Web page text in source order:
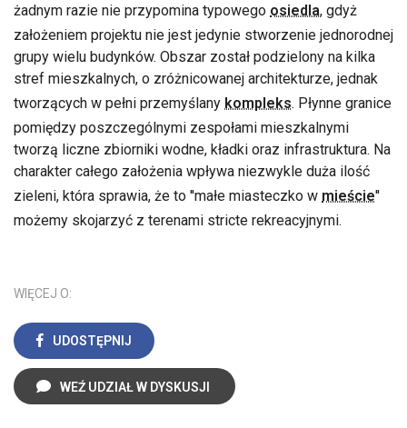
żadnym razie nie przypomina typowego osiedla, gdyż
założeniem projektu nie jest jedynie stworzenie jednorodnej
grupy wielu budynków. Obszar został podzielony na kilka
stref mieszkalnych, o zróżnicowanej architekturze, jednak
tworzących w pełni przemyślany kompleks. Płynne granice
pomiędzy poszczególnymi zespołami mieszkalnymi
tworzą liczne zbiorniki wodne, kładki oraz infrastruktura. Na
charakter całego założenia wpływa niezwykle duża ilość
zieleni, która sprawia, że to ''małe miasteczko w mieście''
możemy skojarzyć z terenami stricte rekreacyjnymi.
WIĘCEJ O:
UDOSTĘPNIJ
WEŹ UDZIAŁ W DYSKUSJI